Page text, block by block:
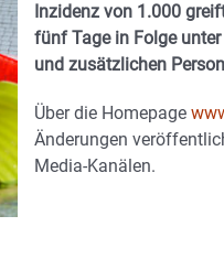
Inzidenz von 1.000
fünf Tage in Folge
und zusätzlichen
Über die Homepage
Änderungen
Media-Kanälen.